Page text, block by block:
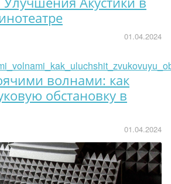
01.04.2024
волнами: как
обстановку в
01.04.2024